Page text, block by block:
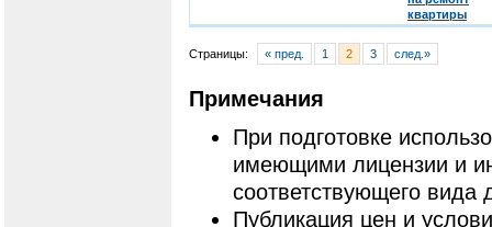
квартиры
Страницы: « пред. 1 2 3 след.»
Примечания
При подготовке
имеющими лицензии и
соответствующего вида
Публикация цен и